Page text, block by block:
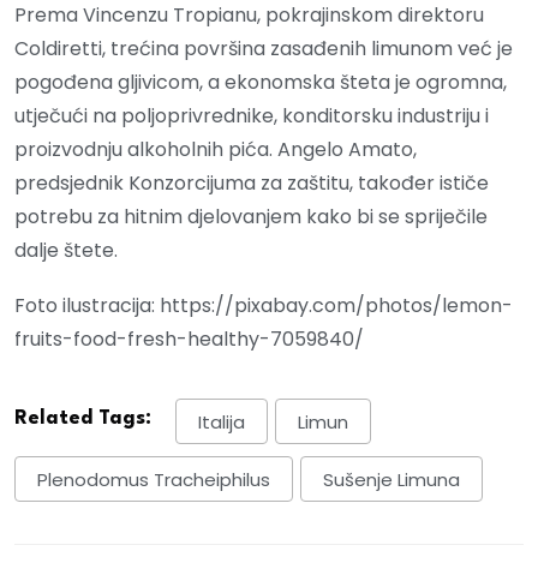
Prema Vincenzu Tropianu, pokrajinskom direktoru
Coldiretti, trećina površina zasađenih limunom već je
pogođena gljivicom, a ekonomska šteta je ogromna,
utječući na poljoprivrednike, konditorsku industriju i
proizvodnju alkoholnih pića. Angelo Amato,
predsjednik Konzorcijuma za zaštitu, također ističe
potrebu za hitnim djelovanjem kako bi se spriječile
dalje štete.
Foto ilustracija: https://pixabay.com/photos/lemon-
fruits-food-fresh-healthy-7059840/
Related Tags: Italija Limun
Plenodomus Tracheiphilus Sušenje Limuna